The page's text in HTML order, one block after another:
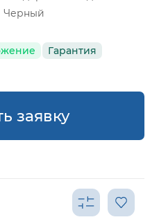
Черный
Гарантия
заявку